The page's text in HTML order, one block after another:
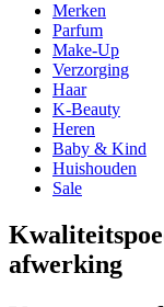
Merken
Parfum
Make-Up
Verzorging
Haar
K-Beauty
Heren
Baby & Kind
Huishouden
Sale
afwerking